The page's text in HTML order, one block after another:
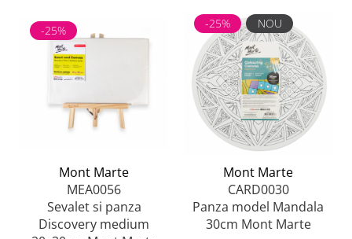
-25%
Mont Marte
MEA0056
Sevalet si panza
Discovery medium
-25% NOU
Mont Marte
CARD0030
Panza model Mandala
30cm Mont Marte